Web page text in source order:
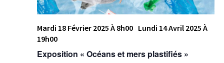
Mardi 18 Février 2025 À 8h00- Lundi 14 Avril 2025 À
19h00
Exposition « Océans et mers plastifiés »